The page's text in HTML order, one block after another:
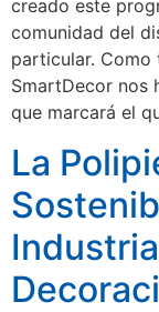
creado este
comunidad del
particular. Como
SmartDecor nos
que marcará el
La